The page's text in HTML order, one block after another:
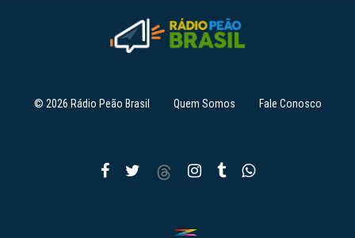
© 2026 Rádio Peão Brasil Quem Somos Fale Conosco